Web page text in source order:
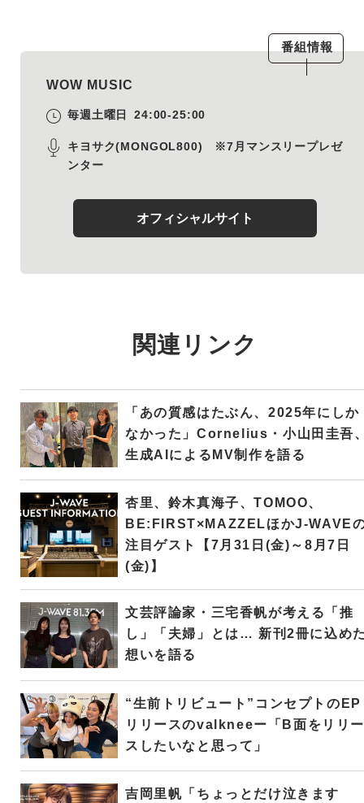
番組情報
WOW MUSIC
毎週土曜日 24:00-25:00
キヨサク(MONGOL800) ※7月マンスリープレゼ
ンター
オフィシャルサイト
関連リンク
「あの質感はたぶん、2025年にしか
なかった」Cornelius・小山田圭吾
生成AIによるMV制作を語る
杏里、鈴木真海子、TOMOO、
BE:FIRST×MAZZELほかJ-WAVE
注目ゲスト【7月31日(金)～8月7日
(金)】
文芸評論家・三宅香帆が考える「推
し」「夫婦」とは… 新刊2冊に込め
想いを語る
“生前トリビュート”コンセプトのEP
リリースのvalkneeー「B面をリリー
スしたいなと思って」
吉岡里帆「ちょっとだけ泣きます